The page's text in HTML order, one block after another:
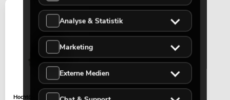
Hochtöner 8Ohm für
Analyse & Statistik
Marketing
Externe Medien